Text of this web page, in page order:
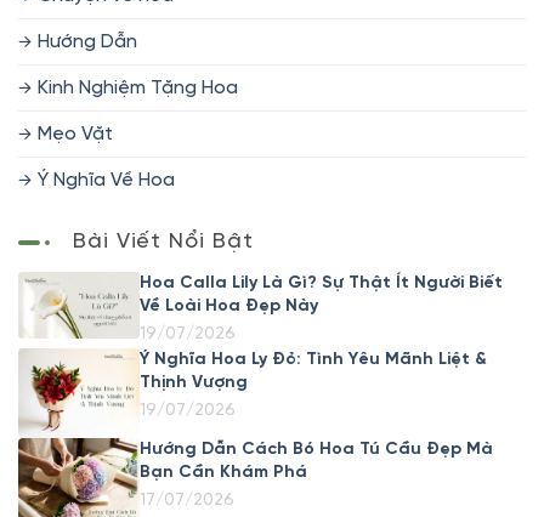
Hướng Dẫn
Kinh Nghiệm Tặng Hoa
Mẹo Vặt
Ý Nghĩa Về Hoa
Bài Viết Nổi Bật
Hoa Calla Lily Là Gì? Sự Thật Ít Người Biết
Về Loài Hoa Đẹp Này
19/07/2026
Ý Nghĩa Hoa Ly Đỏ: Tình Yêu Mãnh Liệt &
Thịnh Vượng
19/07/2026
Hướng Dẫn Cách Bó Hoa Tú Cầu Đẹp Mà
Bạn Cần Khám Phá
17/07/2026